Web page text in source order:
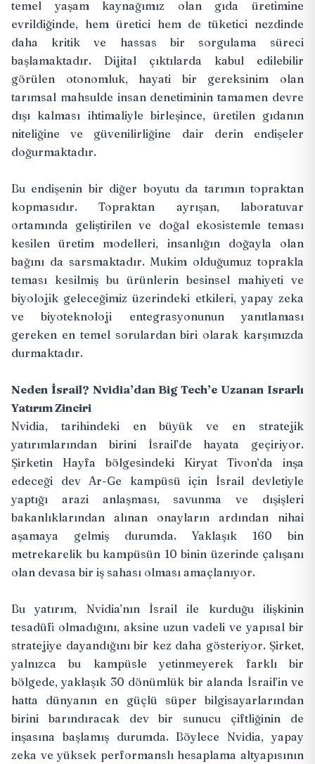
temel yaşam kaynağımız olan gıda üretimine
evrildiğinde, hem üretici hem de tüketici nezdinde
daha kritik ve hassas bir sorgulama süreci
başlamaktadır. Dijital çıktılarda kabul edilebilir
görülen otonomluk, hayati bir gereksinim olan
tarımsal mahsulde insan denetiminin tamamen devre
dışı kalması ihtimaliyle birleşince, üretilen gıdanın
niteliğine ve güvenilirliğine dair derin endişeler
doğurmaktadır.
Bu endişenin bir diğer boyutu da tarımın topraktan
kopmasıdır. Topraktan ayrışan, laboratuvar
ortamında geliştirilen ve doğal ekosistemle teması
kesilen üretim modelleri, insanlığın doğayla olan
bağını da sarsmaktadır. Mukim olduğumuz toprakla
teması kesilmiş bu ürünlerin besinsel mahiyeti ve
biyolojik geleceğimiz üzerindeki etkileri, yapay zeka
ve biyoteknoloji entegrasyonunun yanıtlaması
gereken en temel sorulardan biri olarak karşımızda
durmaktadır.
Neden İsrail? Nvidia’dan Big Tech’e Uzanan Israrlı
Yatırım Zinciri
Nvidia, tarihindeki en büyük ve en stratejik
yatırımlarından birini İsrail’de hayata geçiriyor.
Şirketin Hayfa bölgesindeki Kiryat Tivon’da inşa
edeceği dev Ar-Ge kampüsü için İsrail devletiyle
yaptığı arazi anlaşması, savunma ve dışişleri
bakanlıklarından alınan onayların ardından nihai
aşamaya gelmiş durumda. Yaklaşık 160 bin
metrekarelik bu kampüsün 10 binin üzerinde çalışanı
olan devasa bir iş sahası olması amaçlanıyor.
Bu yatırım, Nvidia’nın İsrail ile kurduğu ilişkinin
tesadüfi olmadığını, aksine uzun vadeli ve yapısal bir
stratejiye dayandığını bir kez daha gösteriyor. Şirket,
yalnızca bu kampüsle yetinmeyerek farklı bir
bölgede, yaklaşık 30 dönümlük bir alanda İsrail’in ve
hatta dünyanın en güçlü süper bilgisayarlarından
birini barındıracak dev bir sunucu çiftliğinin de
inşasına başlamış durumda. Böylece Nvidia, yapay
zeka ve yüksek performanslı hesaplama altyapısının